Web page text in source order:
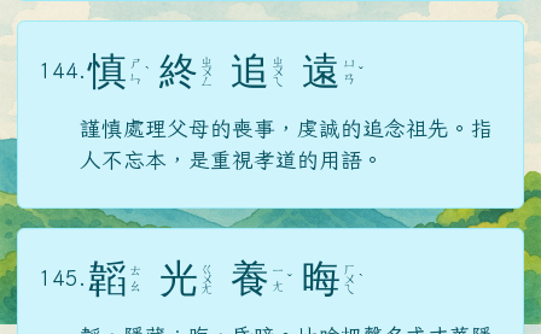
144. 慎 ㄕ
ㄣ ˋ 終 ㄓ
ㄨ
ㄥ 追 ㄓ
ㄨ
ㄟ 遠 ㄩ
ㄢ ˇ
謹慎處理父母的喪事，虔誠的追念祖先。指
人不忘本，是重視孝道的用語。
145. 韜 ㄊ
ㄠ
光 ㄍ
ㄨ
ㄤ 養 ㄧ
ㄤ ˇ 晦 ㄏ
ㄨ
ㄟ
ˋ